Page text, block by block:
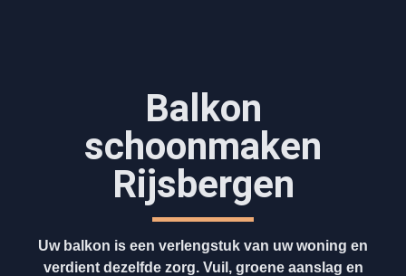
Balkon
schoonmaken
Rijsbergen
Uw balkon is een verlengstuk van uw woning en
verdient dezelfde zorg. Vuil, groene aanslag en